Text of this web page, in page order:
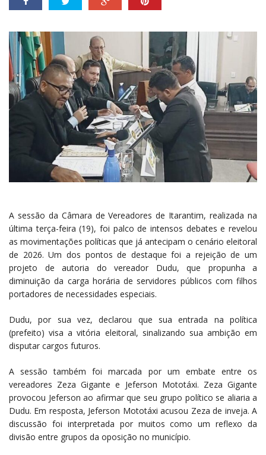
A sessão da Câmara de Vereadores de Itarantim, realizada na
última terça-feira (19), foi palco de intensos debates e revelou
as movimentações políticas que já antecipam o cenário eleitoral
de 2026. Um dos pontos de destaque foi a rejeição de um
projeto de autoria do vereador Dudu, que propunha a
diminuição da carga horária de servidores públicos com filhos
portadores de necessidades especiais.
Dudu, por sua vez, declarou que sua entrada na política
(prefeito) visa a vitória eleitoral, sinalizando sua ambição em
disputar cargos futuros.
A sessão também foi marcada por um embate entre os
vereadores Zeza Gigante e Jeferson Mototáxi. Zeza Gigante
provocou Jeferson ao afirmar que seu grupo político se aliaria a
Dudu. Em resposta, Jeferson Mototáxi acusou Zeza de inveja. A
discussão foi interpretada por muitos como um reflexo da
divisão entre grupos da oposição no município.